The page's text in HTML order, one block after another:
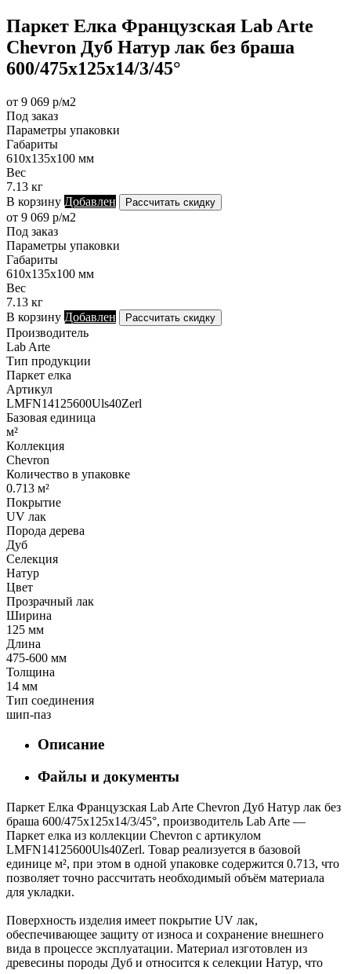
Паркет Елка Французская Lab Arte
Chevron Дуб Натур лак без браша
600/475х125х14/3/45°
от 9 069 р/м2
Под заказ
Параметры упаковки
Габариты
610х135х100 мм
Вес
7.13 кг
В корзину Добавлен Рассчитать скидку
от 9 069 р/м2
Под заказ
Параметры упаковки
Габариты
610х135х100 мм
Вес
7.13 кг
В корзину Добавлен Рассчитать скидку
Производитель
Lab Arte
Тип продукции
Паркет елка
Артикул
LMFN14125600Uls40Zerl
Базовая единица
м²
Коллекция
Chevron
Количество в упаковке
0.713 м²
Покрытие
UV лак
Порода дерева
Дуб
Селекция
Натур
Цвет
Прозрачный лак
Ширина
125 мм
Длина
475-600 мм
Толщина
14 мм
Тип соединения
шип-паз
Описание
Файлы и документы
Паркет Елка Французская Lab Arte Chevron Дуб Натур лак без
браша 600/475х125х14/3/45°, производитель Lab Arte —
Паркет елка из коллекции Chevron с артикулом
LMFN14125600Uls40Zerl. Товар реализуется в базовой
единице м², при этом в одной упаковке содержится 0.713, что
позволяет точно рассчитать необходимый объём материала
для укладки.
Поверхность изделия имеет покрытие UV лак,
обеспечивающее защиту от износа и сохранение внешнего
вида в процессе эксплуатации. Материал изготовлен из
древесины породы Дуб и относится к селекции Натур, что